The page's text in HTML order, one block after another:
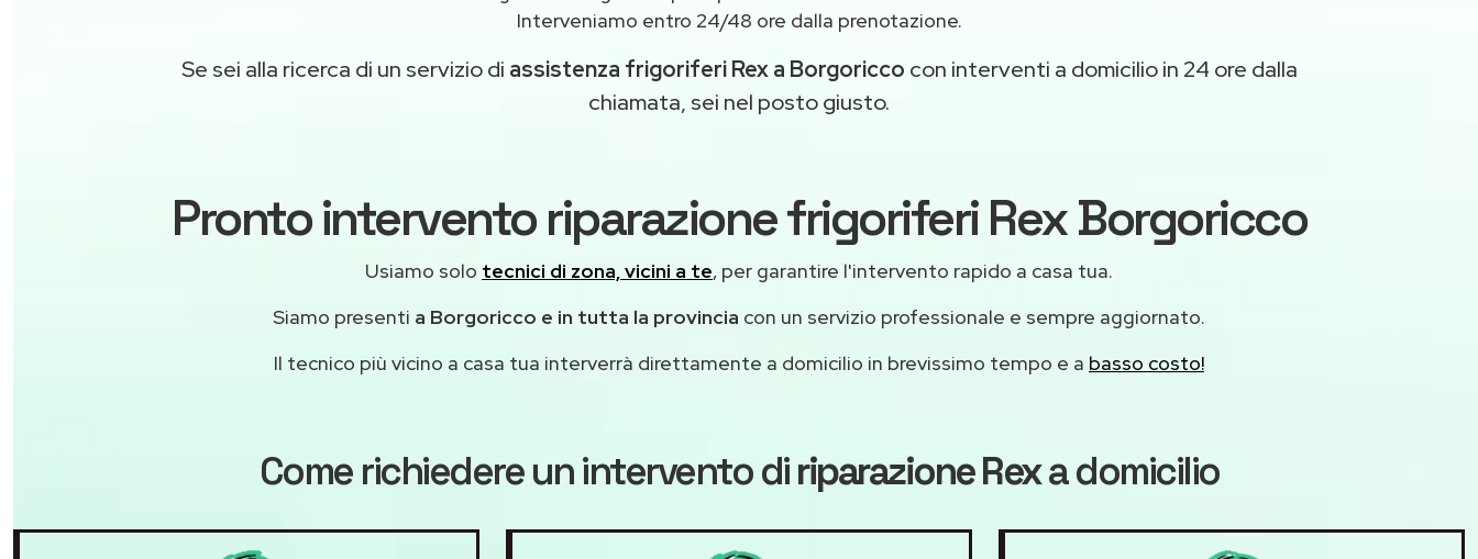
Interveniamo entro 24/48 ore dalla prenotazione.
Se sei alla ricerca di un servizio di assistenza frigoriferi Rex a Borgoricco con interventi a domicilio in 24 ore dalla
chiamata, sei nel posto giusto.
Pronto intervento riparazione frigoriferi Rex Borgoricco
Usiamo solo tecnici di zona, vicini a te, per garantire l'intervento rapido a casa tua.
Siamo presenti a Borgoricco e in tutta la provincia con un servizio professionale e sempre aggiornato.
Il tecnico più vicino a casa tua interverrà direttamente a domicilio in brevissimo tempo e a basso costo!
Come richiedere un intervento diriparazione Rexa domicilio